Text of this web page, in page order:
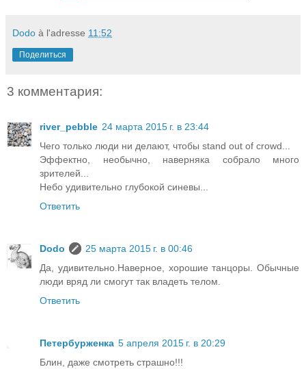
Dodo à l'adresse 11:52
Поделиться
3 комментария:
river_pebble 24 марта 2015 г. в 23:44
Чего только люди ни делают, чтобы stand out of crowd...
Эффектно, необычно, наверняка собрало много
зрителей...
Hебо удивительно глубокой синевы...
Ответить
Dodo
25 марта 2015 г. в 00:46
Да, удивительно.Наверное, хорошие танцоры. Обычные
люди вряд ли смогут так владеть телом.
Ответить
Петербурженка 5 апреля 2015 г. в 20:29
Блин, даже смотреть страшно!!!